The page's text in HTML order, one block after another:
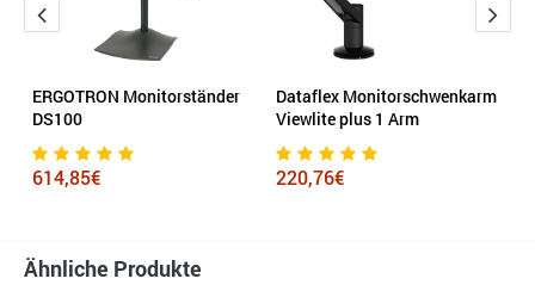
ERGOTRON Monitorständer
DS100
614,85€
Dataflex Monitorschwenkarm
Viewlite plus 1 Arm
220,76€
Ähnliche Produkte